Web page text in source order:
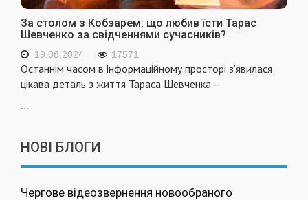
За столом з Кобзарем: що любив їсти Тарас
Шевченко за свідченнями сучасників?
19.08.2024 17571
Останнім часом в інформаційному просторі з’явилася
цікава деталь з життя Тараса Шевченка –
НОВІ БЛОГИ
Чергове відеозвернення новообраного